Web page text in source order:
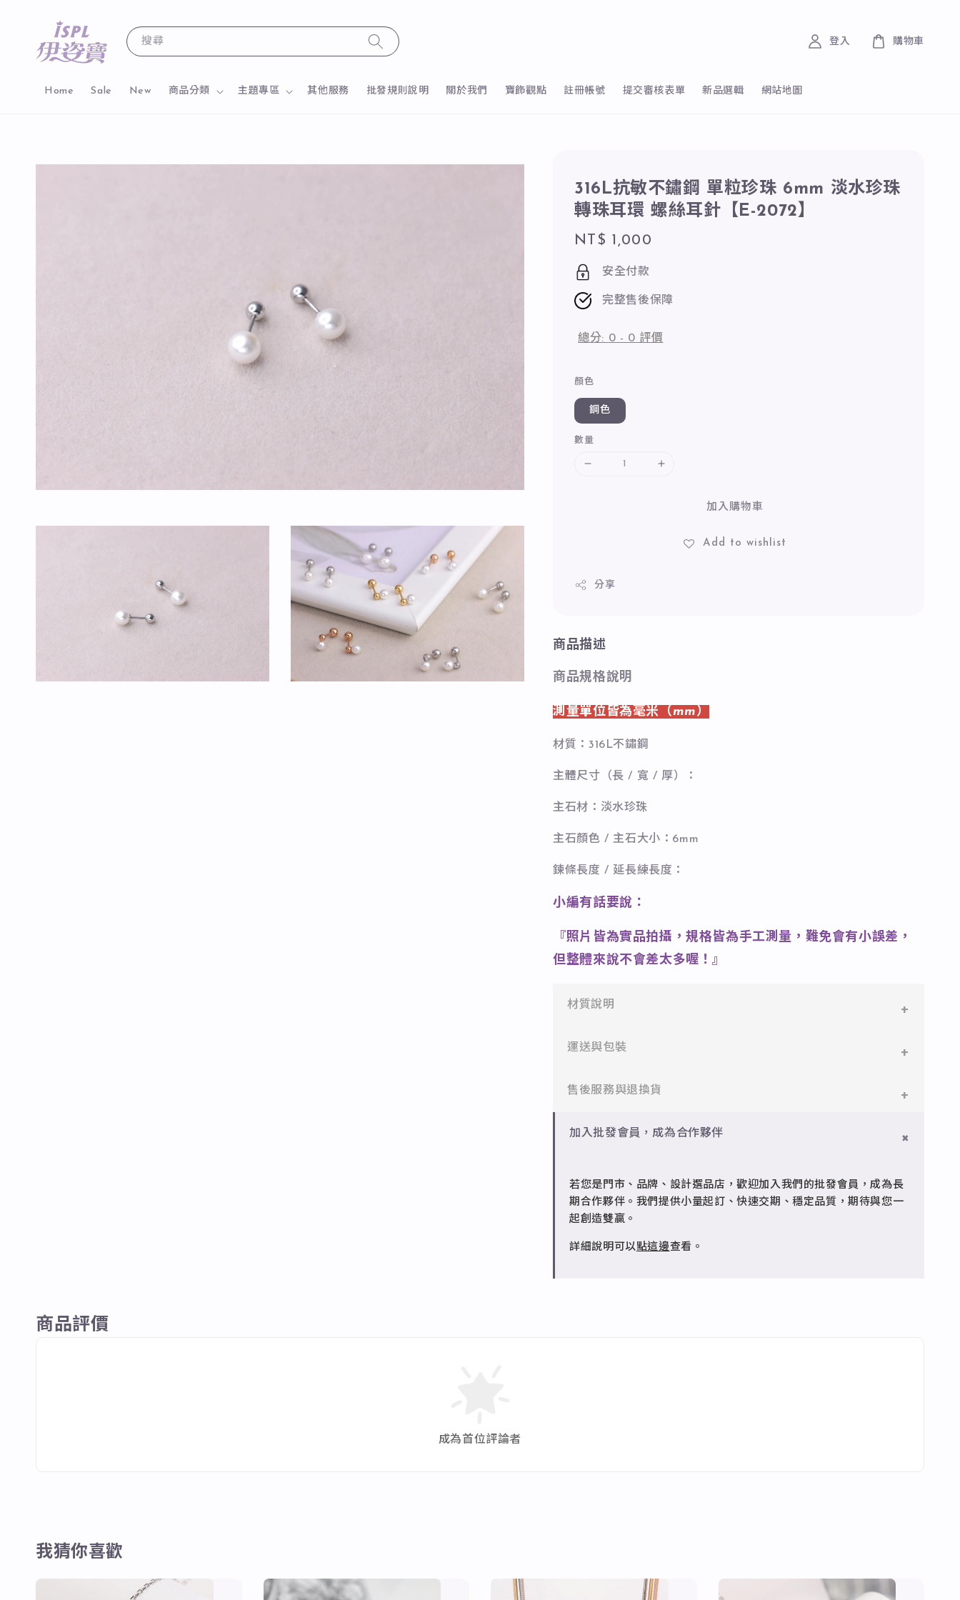
搜尋
Home Sale New 商品分類 主題專區 其他服務 批發規則說明 關於我們 寶飾觀點 註冊帳號 提交審核表單 新品選輯 網站地圖
登入 購物車
316L抗敏不鏽鋼 單粒珍珠 6mm 淡水珍珠
轉珠耳環 螺絲耳針【E-2072】
Regular
price
NT$ 1,000
安全付款
完整售後保障
總分: 0 - 0 評價
顏色
鋼色
數量
加入購物車
Add to wishlist
分享
商品描述
商品規格說明
測量單位皆為毫米（mm）
材質：316L不鏽鋼
主體尺寸（長 / 寬 / 厚）：
主石材：淡水珍珠
主石顏色 / 主石大小：6mm
鍊條長度 / 延長練長度：
小編有話要說：
『照片皆為實品拍攝，規格皆為手工測量，難免會有小誤差，
但整體來說不會差太多喔！』
材質說明
✻ 316L不鏽鋼
✻ 925純銀
✻ 銅台電鍍飾品
運送與包裝
一般會員：一件即享免運與精美包裝，超商取貨或宅配皆可。
售後服務與退換貨
✻ 一般會員
加入批發會員，成為合作夥伴
若您是門市、品牌、設計選品店，歡迎加入我們的批發會員，成為長
期合作夥伴。我們提供小量起訂、快速交期、穩定品質，期待與您一
起創造雙贏。
詳細說明可以點這邊查看。
商品評價
成為首位評論者
我猜你喜歡